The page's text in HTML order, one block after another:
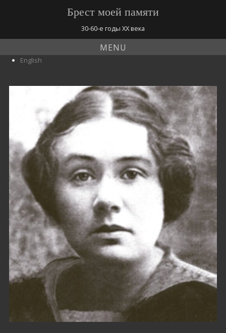
Брест моей памяти
30-60-е годы ХХ века
MENU
English